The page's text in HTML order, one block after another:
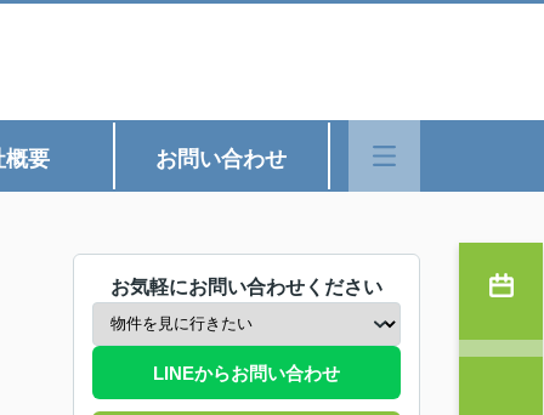
概要 お問い合わせ
お気軽にお問い合わせください
LINEからお問い合わせ